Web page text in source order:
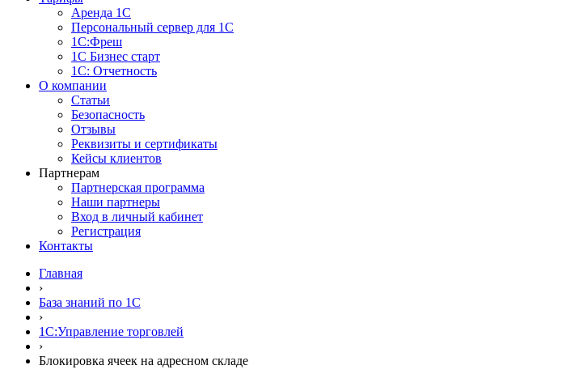
Аренда 1С
Персональный сервер для 1С
1С:Фреш
1С Бизнес старт
1С: Отчетность
О компании
Статьи
Безопасность
Отзывы
Реквизиты и сертификаты
Кейсы клиентов
Партнерам
Партнерская программа
Наши партнеры
Вход в личный кабинет
Регистрация
Контакты
Главная
›
База знаний по 1С
›
1С:Управление торговлей
›
Блокировка ячеек на адресном складе